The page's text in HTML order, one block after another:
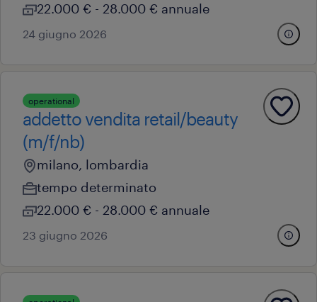
22.000 € - 28.000 € annuale
24 giugno 2026
operational
addetto vendita retail/beauty
(m/f/nb)
milano, lombardia
tempo determinato
22.000 € - 28.000 € annuale
23 giugno 2026